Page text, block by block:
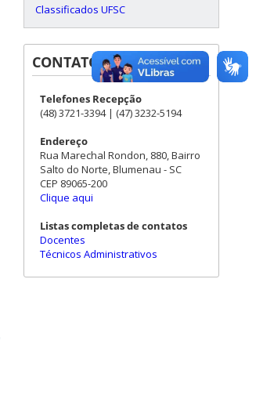
Classificados UFSC
CONTATOS
Telefones Recepção
(48) 3721-3394 | (47) 3232-5194
Endereço
Rua Marechal Rondon, 880, Bairro
Salto do Norte, Blumenau - SC
CEP 89065-200
Clique aqui
Listas completas de contatos
Docentes
Técnicos Administrativos